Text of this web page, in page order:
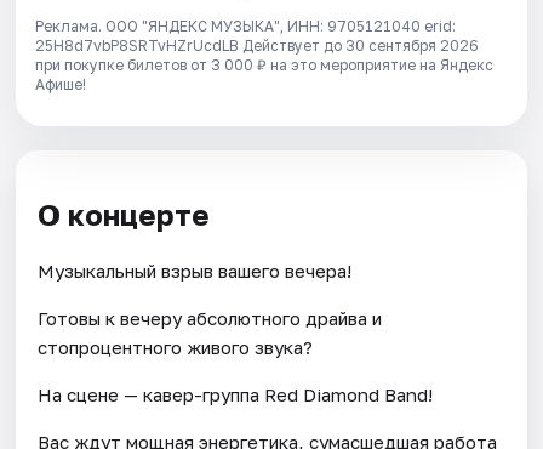
Реклама. ООО "ЯНДЕКС МУЗЫКА", ИНН: 9705121040 erid:
25H8d7vbP8SRTvHZrUcdLB Действует до 30 сентября 2026
при покупке билетов от 3 000 ₽ на это мероприятие на Яндекс
Афише!
О концерте
Музыкальный взрыв вашего вечера!
Готовы к вечеру абсолютного драйва и
стопроцентного живого звука?
На сцене — кавер-группа Red Diamond Band!
Вас ждут мощная энергетика, сумасшедшая работа